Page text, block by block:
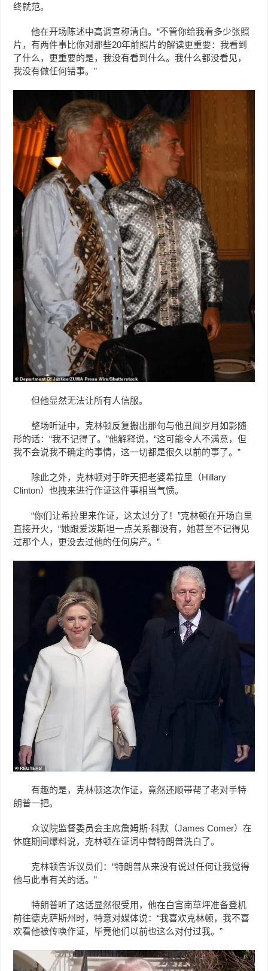
终就范。
他在开场陈述中高调宣称清白。“不管你给我看多少张照
片，有两件事比你对那些20年前照片的解读更重要：我看到
了什么，更重要的是，我没有看到什么。我什么都没看见，
我没有做任何错事。”
但他显然无法让所有人信服。
整场听证中，克林顿反复搬出那句与他丑闻岁月如影随
形的话：“我不记得了。”他解释说，“这可能令人不满意，但
我不会说我不确定的事情，这一切都是很久以前的事了。”
除此之外，克林顿对于昨天把老婆希拉里（Hillary
Clinton）也拽来进行作证这件事相当气愤。
“你们让希拉里来作证，这太过分了！”克林顿在开场白里
直接开火，“她跟爱泼斯坦一点关系都没有，她甚至不记得见
过那个人，更没去过他的任何房产。”
有趣的是，克林顿这次作证，竟然还顺带帮了老对手特
朗普一把。
众议院监督委员会主席詹姆斯·科默（James Comer）在
休庭期间爆料说，克林顿在证词中替特朗普洗白了。
克林顿告诉议员们：“特朗普从来没有说过任何让我觉得
他与此事有关的话。”
特朗普听了这话显然很受用，他在白宫南草坪准备登机
前往德克萨斯州时，特意对媒体说：“我喜欢克林顿，我不喜
欢看他被传唤作证，毕竟他们以前也这么对付过我。”